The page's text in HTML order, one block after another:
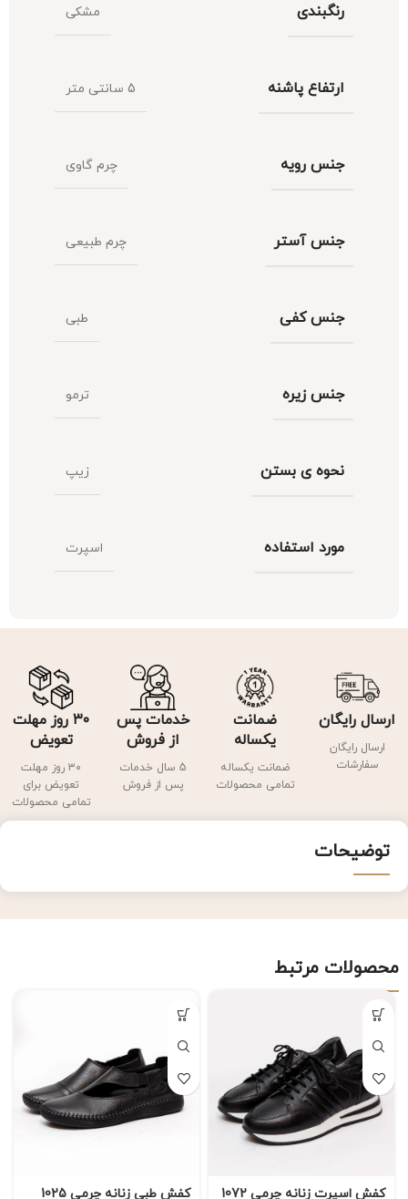
رنگبندی مشکی
ارتفاع پاشنه 5 سانتی متر
جنس رویه چرم گاوی
جنس آستر چرم طبیعی
جنس کفی طبی
جنس زیره ترمو
نحوه ی بستن زیپ
مورد استفاده اسپرت
ارسال رایگان
ارسال رایگان
سفارشات
ضمانت
یکساله
ضمانت یکساله
تمامی محصولات
خدمات پس
از فروش
5 سال خدمات
پس از فروش
۳۰ روز مهلت
تعویض
۳۰ روز مهلت
تعویض برای
تمامی محصولات
توضیحات
محصولات مرتبط
کفش اسپرت زنانه چرمی 1072 کفش طبی زنانه چرمی 1025